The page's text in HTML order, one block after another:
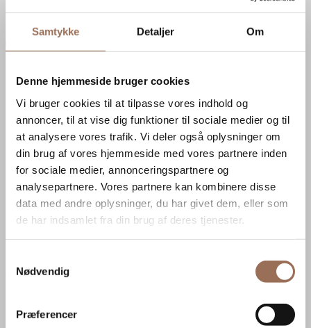
Samtykke Detaljer Om
Denne hjemmeside bruger cookies
Vi bruger cookies til at tilpasse vores indhold og
annoncer, til at vise dig funktioner til sociale medier og til
at analysere vores trafik. Vi deler også oplysninger om
din brug af vores hjemmeside med vores partnere inden
for sociale medier, annonceringspartnere og
analysepartnere. Vores partnere kan kombinere disse
data med andre oplysninger, du har givet dem, eller som
de har indsamlet fra din brug af deres tjenester.
Nødvendig
Præferencer
Afdelinger
Randers
Tronholmen 28B
8960 Randers SØ
Aarhus
Havnegade 4, st.
8000 Aarhus C
Ove Jensens Allé 52
København S